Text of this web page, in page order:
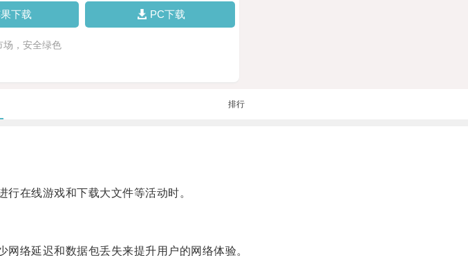
下载 PC下载
场，安全绿色
排行
在线游戏和下载大文件等活动时。
络延迟和数据包丢失来提升用户的网络体验。